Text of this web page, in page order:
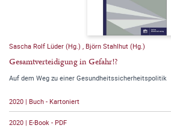
Sascha Rolf Lüder (Hg.) , Björn Stahlhut (Hg.)
Gesamtverteidigung in Gefahr!?
Auf dem Weg zu einer Gesundheitssicherheitspolitik
2020 | Buch - Kartoniert
2020 | E-Book - PDF